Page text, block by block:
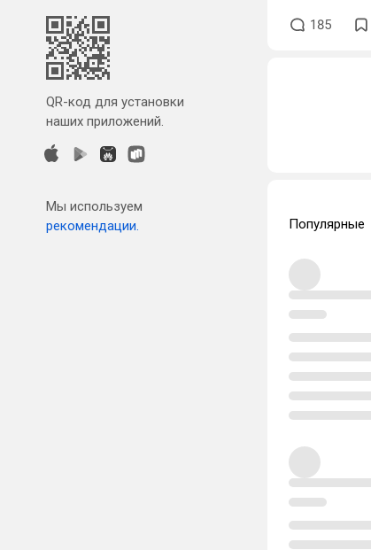
QR-код для установки
наших приложений.
Мы используем
рекомендации.
185
Популярные